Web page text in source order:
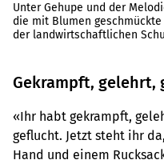
Unter Gehupe und der
die mit Blumen
der landwirtschaftlichen
Gekrampft, gelehrt,
«Ihr habt gekrampft,
geflucht. Jetzt steht ihr
Hand und einem